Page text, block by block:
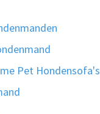
Pet Hondensofa's